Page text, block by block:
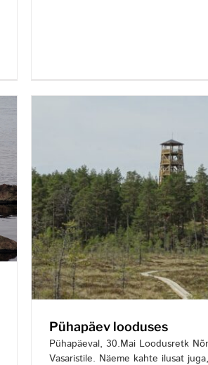
Pühapäev looduses
Pühapäeval, 30.Mai Loodusretk
Vasaristile. Näeme kahte ilusat